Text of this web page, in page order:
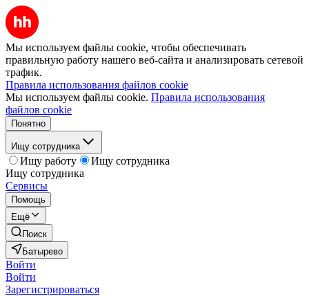
Мы используем файлы cookie, чтобы обеспечивать
правильную работу нашего веб-сайта и анализировать сетевой
трафик.
Правила использования файлов cookie
Мы используем файлы cookie. Правила использования
файлов cookie
Понятно
Ищу сотрудника
Ищу работу
Ищу сотрудника
Ищу сотрудника
Сервисы
Помощь
Ещё
Поиск
Батырево
Войти
Войти
Зарегистрироваться